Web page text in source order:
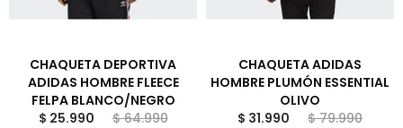
CHAQUETA DEPORTIVA
ADIDAS HOMBRE FLEECE
FELPA BLANCO/NEGRO
$ 25.990
$ 64.990
CHAQUETA ADIDAS
HOMBRE PLUMÓN ESSENTIAL
OLIVO
$ 31.990
$ 79.990